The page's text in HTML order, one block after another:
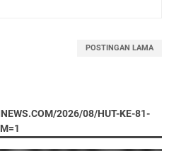
POSTINGAN LAMA
2026/08/HUT-KE-81-